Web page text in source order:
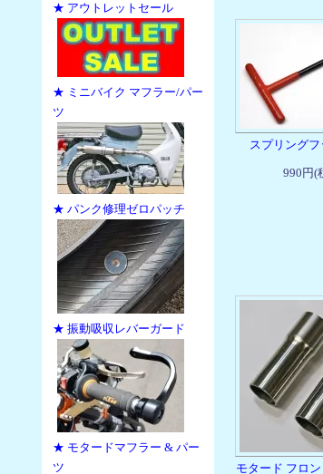
★ アウトレットセール
★ ミニバイク マフラー/パー
ツ
★ パンク修理ゼロパッチ
★ 振動吸収レバーガード
★ モタードマフラー & パー
ツ
スプリング
990円(
モタード フロ